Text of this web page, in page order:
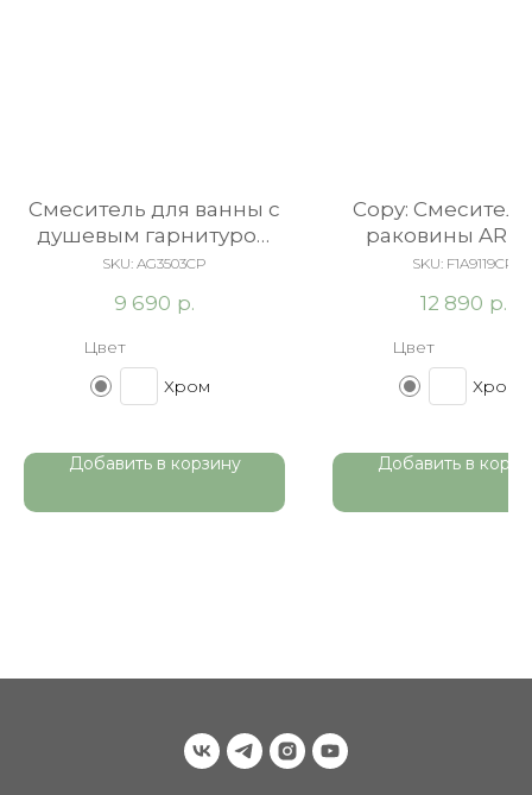
Смеситель для ванны с
душевым гарнитуром
ARROW AG3503CP хром
SKU: AG3503CP
9 690 р.
Цвет
Хром
Добавить в корзину
Copy:
раковины
F1A9119CP
SKU: F1A9119CP
12 890 р.
Цвет
Хром
Добавить в